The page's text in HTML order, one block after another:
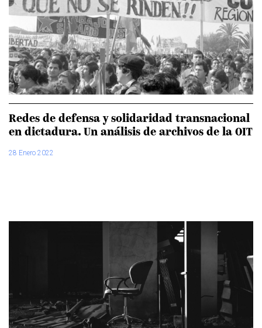
Redes de defensa y solidaridad transnacional
en dictadura. Un análisis de archivos de la OIT
28 Enero 2022